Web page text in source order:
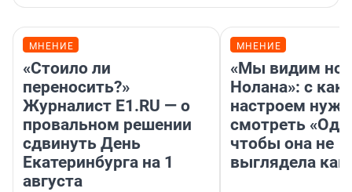
МНЕНИЕ
«Стоило ли
переносить?»
Журналист E1.RU — о
провальном решении
сдвинуть День
Екатеринбурга на 1
августа
МНЕНИЕ
«Мы видим
Нолана»: с
настроем
смотреть
чтобы она не
выглядела как